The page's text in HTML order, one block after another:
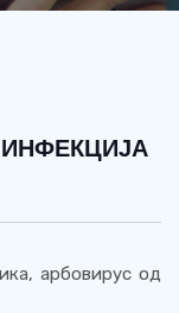
арбовирус од